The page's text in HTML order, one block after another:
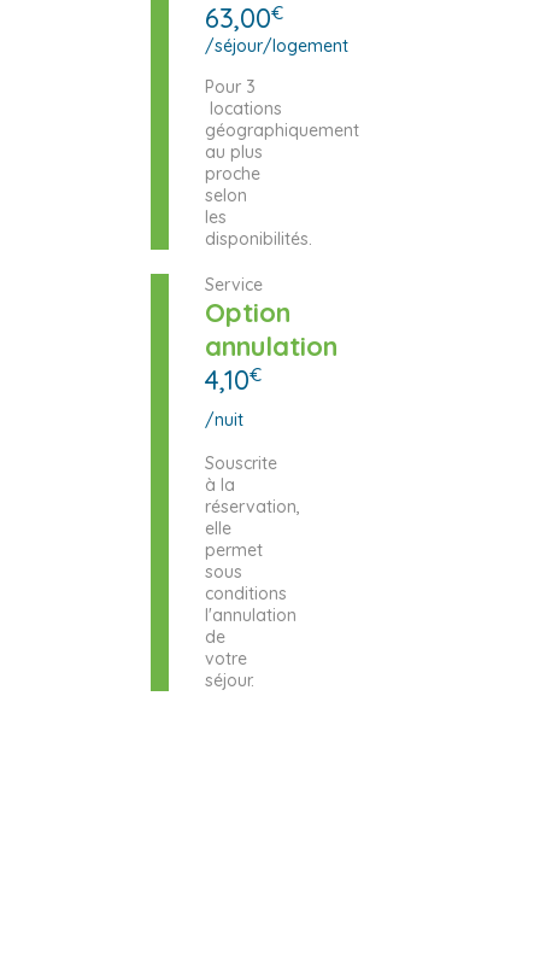
63,00€
/séjour/logement
Pour 3
locations
géographiquement
au plus
proche
selon
les
disponibilités.
Service
Option
annulation
4,10€
/nuit
Souscrite
à la
réservation,
elle
permet
sous
conditions
l'annulation
de
votre
séjour.